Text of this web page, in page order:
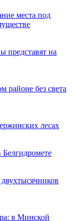
места под
представят на
районе без света
лесах
Белгидромете
в Минской